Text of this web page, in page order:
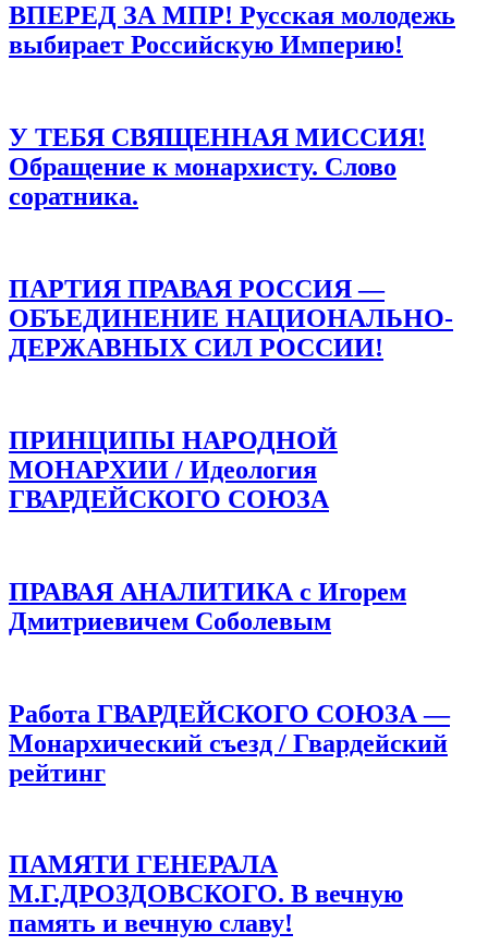
ВПЕРЕД ЗА МПР! Русская молодежь
выбирает Российскую Империю!
У ТЕБЯ СВЯЩЕННАЯ МИССИЯ!
Обращение к монархисту. Слово
соратника.
ПАРТИЯ ПРАВАЯ РОССИЯ —
ОБЪЕДИНЕНИЕ НАЦИОНАЛЬНО-
ДЕРЖАВНЫХ СИЛ РОССИИ!
ПРИНЦИПЫ НАРОДНОЙ
МОНАРХИИ / Идеология
ГВАРДЕЙСКОГО СОЮЗА
ПРАВАЯ АНАЛИТИКА с Игорем
Дмитриевичем Соболевым
Работа ГВАРДЕЙСКОГО СОЮЗА —
Монархический съезд / Гвардейский
рейтинг
ПАМЯТИ ГЕНЕРАЛА
М.Г.ДРОЗДОВСКОГО. В вечную
память и вечную славу!